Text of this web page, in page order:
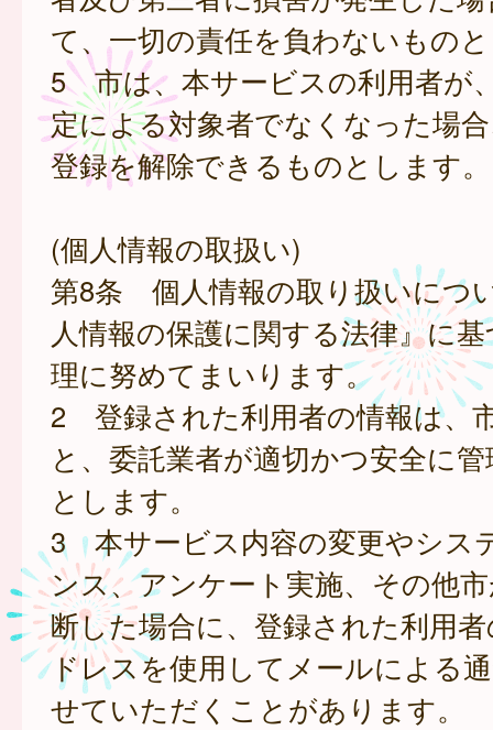
て、一切の責任を負わないもの
5 市は、本サービスの利用者が
定による対象者でなくなった場
登録を解除できるものとします。
(個人情報の取扱い)
第8条 個人情報の取り扱いにつ
人情報の保護に関する法律』に
理に努めてまいります。
2 登録された利用者の情報は、
と、委託業者が適切かつ安全に
とします。
3 本サービス内容の変更やシス
ンス、アンケート実施、その他
断した場合に、登録された利用
ドレスを使用してメールによる
せていただくことがあります。